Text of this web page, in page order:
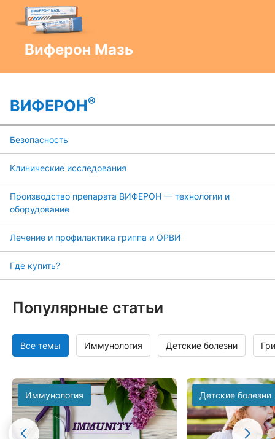
Виферон Мазь
ВИФЕРОН®
Безопасность
Клинические исследования
Производство препарата ВИФЕРОН — технологии и
оборудование
Лечение и профилактика гриппа и ОРВИ
Где купить?
Популярные статьи
Все темы Иммунология Детские болезни
Иммунология Детские болезни